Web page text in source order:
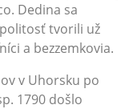
Dedina sa
tvorili už
a bezzemkovia.
v Uhorsku po
1790 došlo